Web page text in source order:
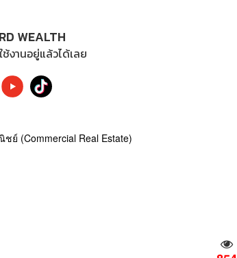
WEALTH
งานอยู่แล้วได้เลย
ย์ (Commercial Real Estate)